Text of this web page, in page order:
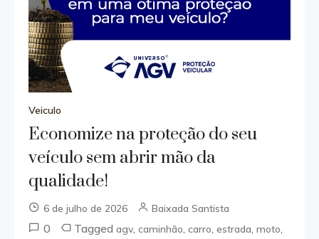
Veiculo
Economize na proteção do seu
veículo sem abrir mão da
qualidade!
6 de julho de 2026 Baixada Santista
0 Taggedagv,caminhão,carro,estrada,moto,